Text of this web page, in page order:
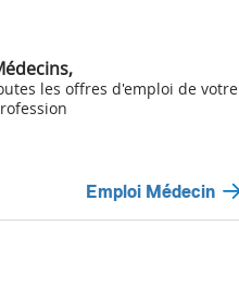
les offres d'emploi de votre
Emploi Médecin